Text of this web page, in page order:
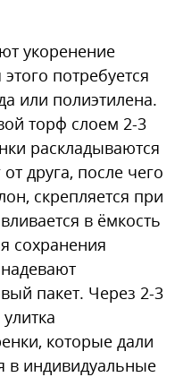
укоренение
потребуется
или полиэтилена.
торф слоем 2-3
раскладываются
друга, после чего
скрепляется при
в ёмкость
сохранения
пакет. Через 2-3
которые дали
в индивидуальные